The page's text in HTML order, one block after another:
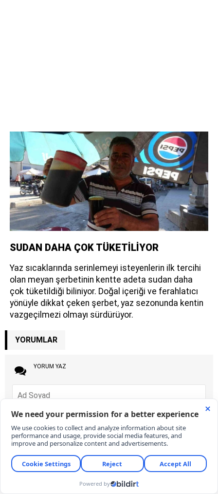
SUDAN DAHA ÇOK TÜKETİLİYOR
Yaz sıcaklarında serinlemeyi isteyenlerin ilk tercihi
olan meyan şerbetinin kentte adeta sudan daha
çok tüketildiği biliniyor. Doğal içeriği ve ferahlatıcı
yönüyle dikkat çeken şerbet, yaz sezonunda kentin
vazgeçilmezi olmayı sürdürüyor.
YORUMLAR
YORUM YAZ